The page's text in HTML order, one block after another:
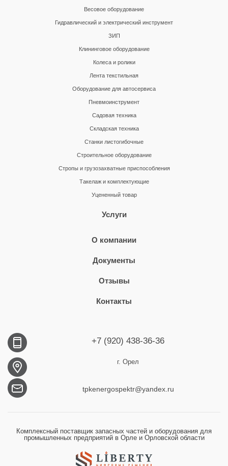
Весовое оборудование
Гидравлический и электрический инструмент
ЗИП
Клининговое оборудование
Колеса и ролики
Лента текстильная
Оборудование для автосервиса
Пневмоинструмент
Садовая техника
Складская техника
Станки листогибочные
Строительное оборудование
Стропы и грузозахватные приспособления
Такелаж и комплектующие
Уцененный товар
Услуги
О компании
Документы
Отзывы
Контакты
+7 (920) 438-36-36
г. Орел
tpkenergospektr@yandex.ru
Комплексный поставщик запасных частей и оборудования для
промышленных предприятий в Орле и Орловской области